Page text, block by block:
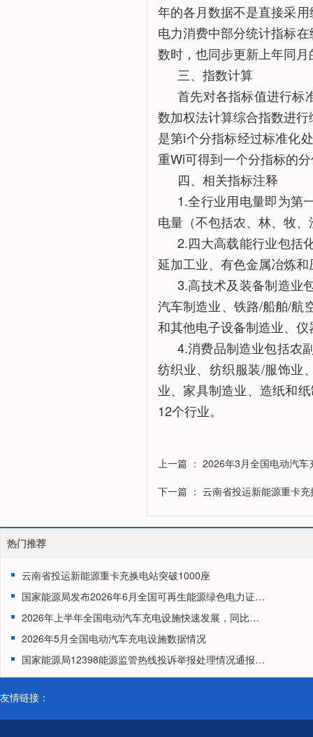
年的各月数据不是直接采
电力消费中部分统计指标
数时，也同步更新上年同
三、指数计算
首先对各指标值进行标
数加权法计算综合指数进
是第i个分指标经过标准化
重Wi可得到一个分指标的
四、相关指标注释
1.全行业用电量即为第
电量（不包括农、林、牧
2.四大高载能行业包括
延加工业、有色金属冶炼
3.高技术及装备制造业
汽车制造业、铁路/船舶/航
和其他电子设备制造业、
4.消费品制造业包括农
纺织业、纺织服装/服饰业
业、家具制造业、造纸和
12个行业。
上一篇 ： 2026年3月全国电动汽
下一篇 ： 云南省投运新能源重卡
热门推荐
云南省投运新能源重卡充换电站突破1000座
国家能源局发布2026年6月全国可再生能源绿色电力证书核发及交易数据
2026年上半年全国电动汽车充电设施快速发展，同比增长43.2%
2026年5月全国电动汽车充电设施数据情况
国家能源局12398能源监管热线投诉举报处理情况通报（2026年4月）
友情链接：